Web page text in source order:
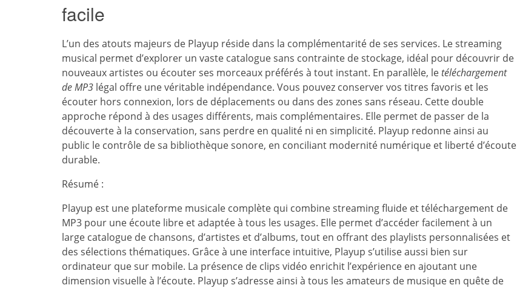
facile
L’un des atouts majeurs de Playup réside dans la complémentarité de ses services. Le streaming
musical permet d’explorer un vaste catalogue sans contrainte de stockage, idéal pour découvrir de
nouveaux artistes ou écouter ses morceaux préférés à tout instant. En parallèle, letéléchargement
de MP3 légal offre une véritable indépendance. Vous pouvez conserver vos titres favoris et les
écouter hors connexion, lors de déplacements ou dans des zones sans réseau. Cette double
approche répond à des usages différents, mais complémentaires. Elle permet de passer de la
découverte à la conservation, sans perdre en qualité ni en simplicité. Playup redonne ainsi au
public le contrôle de sa bibliothèque sonore, en conciliant modernité numérique et liberté d’écoute
durable.
Résumé :
Playup est une plateforme musicale complète qui combine streaming fluide et téléchargement de
MP3 pour une écoute libre et adaptée à tous les usages. Elle permet d’accéder facilement à un
large catalogue de chansons, d’artistes et d’albums, tout en offrant des playlists personnalisées et
des sélections thématiques. Grâce à une interface intuitive, Playup s’utilise aussi bien sur
ordinateur que sur mobile. La présence de clips vidéo enrichit l’expérience en ajoutant une
dimension visuelle à l’écoute. Playup s’adresse ainsi à tous les amateurs de musique en quête de